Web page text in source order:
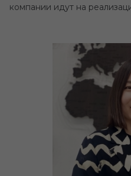
компании идут на